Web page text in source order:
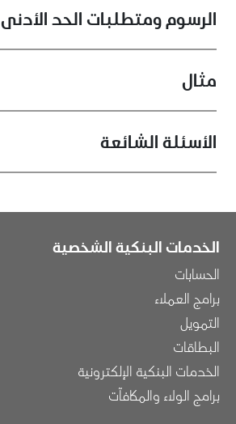
الرسوم ومتطلبات الحد الأدنى
مثال
الأسئلة الشائعة
الخدمات البنكية الشخصية
الحسابات
برامج العملاء
التمويل
البطاقات
الخدمات البنكية الإلكترونية
برامج الولاء والمكافآت